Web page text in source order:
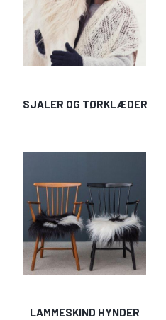
SJALER OG TØRKLÆDER
LAMMESKIND HYNDER